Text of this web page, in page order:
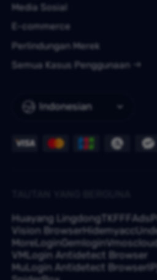
Indonesian
Media Sosial
E-commerce
Perlindungan Merek
Semua Kasus Penggunaan
Huayang Lingdong TKFFF
Vision BrowserHidemyacc
MoreLoginGemlogin
VMLogin Antidetect Browser
MuLogin Antidetect Browser